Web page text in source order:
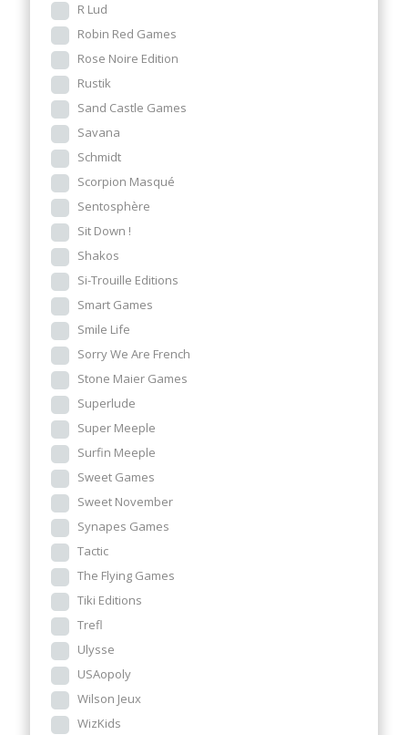
R Lud
Robin Red Games
Rose Noire Edition
Rustik
Sand Castle Games
Savana
Schmidt
Scorpion Masqué
Sentosphère
Sit Down !
Shakos
Si-Trouille Editions
Smart Games
Smile Life
Sorry We Are French
Stone Maier Games
Superlude
Super Meeple
Surfin Meeple
Sweet Games
Sweet November
Synapes Games
Tactic
The Flying Games
Tiki Editions
Trefl
Ulysse
USAopoly
Wilson Jeux
WizKids